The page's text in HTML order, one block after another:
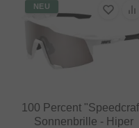
NEU
100 Percent
Sonnenbrille - Hiper